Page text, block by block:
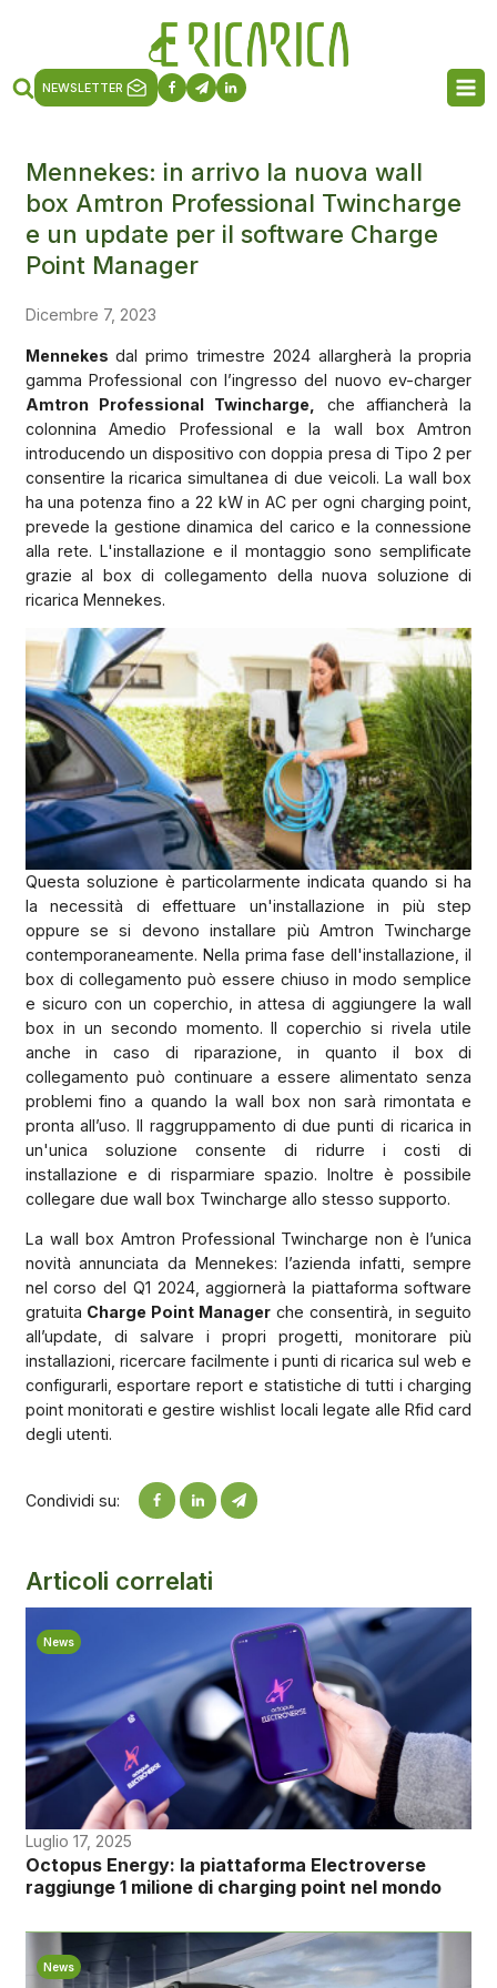
NEWSLETTER
Mennekes: in arrivo la nuova wall
box Amtron Professional Twincharge
e un update per il software Charge
Point Manager
Dicembre 7, 2023
Mennekes dal primo trimestre 2024 allargherà la propria
gamma Professional con l’ingresso del nuovo ev-charger
Amtron Professional Twincharge,
che affiancherà la
colonnina Amedio Professional e la wall box Amtron
introducendo un dispositivo con doppia presa di Tipo 2 per
consentire la ricarica simultanea di due veicoli. La wall box
ha una potenza fino a 22 kW in AC per ogni charging point,
prevede la gestione dinamica del carico e la connessione
alla rete. L'installazione e il montaggio sono semplificate
grazie al box di collegamento della nuova soluzione di
ricarica Mennekes.
Questa soluzione è particolarmente indicata quando si ha
la necessità di effettuare un'installazione in più step
oppure se si devono installare più Amtron Twincharge
contemporaneamente. Nella prima fase dell'installazione, il
box di collegamento può essere chiuso in modo semplice
e sicuro con un coperchio, in attesa di aggiungere la wall
box in un secondo momento. Il coperchio si rivela utile
anche in caso di riparazione, in quanto il box di
collegamento può continuare a essere alimentato senza
problemi fino a quando la wall box non sarà rimontata e
pronta all’uso. Il raggruppamento di due punti di ricarica in
un'unica soluzione consente di ridurre i costi di
installazione e di risparmiare spazio. Inoltre è possibile
collegare due wall box Twincharge allo stesso supporto.
La wall box Amtron Professional Twincharge non è l’unica
novità annunciata da Mennekes: l’azienda infatti, sempre
nel corso del Q1 2024, aggiornerà la piattaforma software
gratuita Charge Point Manager che consentirà, in seguito
all’update, di salvare i propri progetti, monitorare più
installazioni, ricercare facilmente i punti di ricarica sul web e
configurarli, esportare report e statistiche di tutti i charging
point monitorati e gestire wishlist locali legate alle Rfid card
degli utenti.
Condividi su:
Articoli correlati
News
Luglio 17, 2025
Octopus Energy: la piattaforma Electroverse
raggiunge 1 milione di charging point nel mondo
News